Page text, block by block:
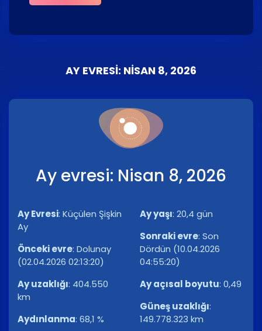
AY EVRESI: NISAN 8, 2026
Ay evresi: Nisan 8, 2026
Ay Evresi: Küçülen Şişkin
Ay
Önceki evre: Dolunay
(02.04.2026 02:13:20)
Ay uzaklığı: 404.550
km
Aydınlanma: 68,1 %
Ay yaşı: 20,4 gün
Sonraki evre: Son
Dördün (10.04.2026
04:55:20)
Ay açısal boyutu: 0,49
Güneş uzaklığı:
149.778.323 km